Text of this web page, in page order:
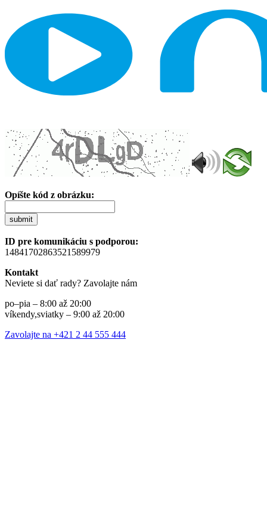
Opíšte kód z obrázku:
submit
ID pre komunikáciu s podporou:
14841702863521589979
Kontakt
Neviete si dať rady? Zavolajte nám
po–pia – 8:00 až 20:00
víkendy,sviatky – 9:00 až 20:00
Zavolajte na +421 2 44 555 444